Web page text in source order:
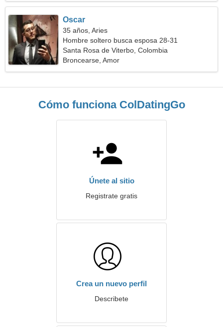
Oscar
35 años, Aries
Hombre soltero busca esposa 28-31
Santa Rosa de Viterbo, Colombia
Broncearse, Amor
Cómo funciona ColDatingGo
Únete al sitio
Registrate gratis
Crea un nuevo perfil
Describete